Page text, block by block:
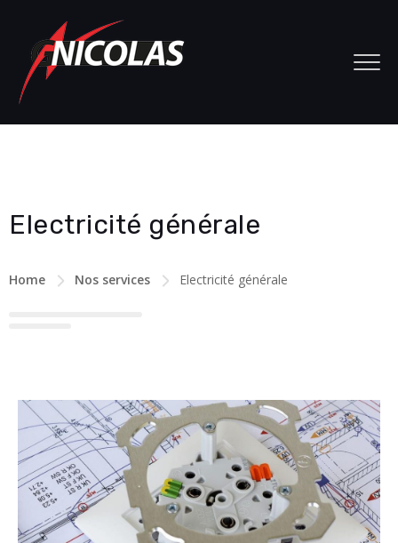
Electricité générale
Home Nos services Electricité générale